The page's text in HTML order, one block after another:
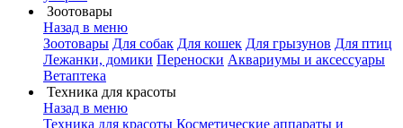
Зоотовары
Назад в меню
Зоотовары Для собак Для кошек Для грызунов Для птиц
Лежанки, домики Переноски Аквариумы и аксессуары
Ветаптека
Техника для красоты
Назад в меню
Техника для красоты Косметические аппараты и